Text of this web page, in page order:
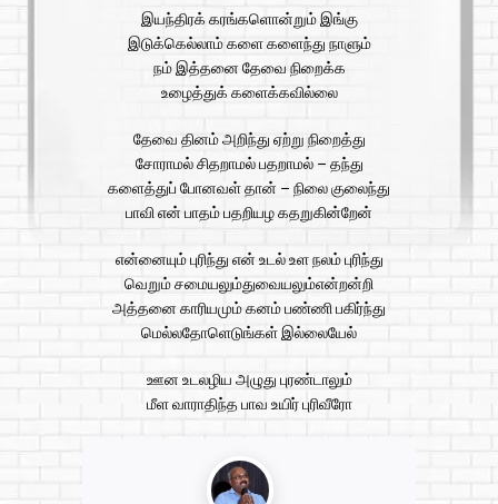
இயந்திரக் கரங்களொன்றும் இங்கு
இடுக்கெல்லாம் களை களைந்து நாளும்
நம் இத்தனை தேவை நிறைக்க
உழைத்துக் களைக்கவில்லை
தேவை தினம் அறிந்து ஏற்று நிறைத்து
சோராமல் சிதறாமல் பதறாமல் – தந்து
களைத்துப் போனவள் தான் – நிலை குலைந்து
பாவி என் பாதம் பதறியழ கதறுகின்றேன்
என்னையும் புரிந்து என் உடல் உள நலம் புரிந்து
வெறும் சமையலும்துவையலும்என்றன்றி
அத்தனை காரியமும் கனம் பண்ணி பகிர்ந்து
மெல்லதோளெடுங்கள் இல்லையேல்
ஊன உடலழிய அழுது புரண்டாலும்
மீள வாராதிந்த பாவ உயிர் புரிவீரோ